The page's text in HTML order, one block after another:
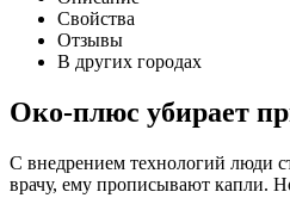
Свойства
Отзывы
В других городах
Око-плюс убирает
С внедрением технологий люди
врачу, ему прописывают капли.